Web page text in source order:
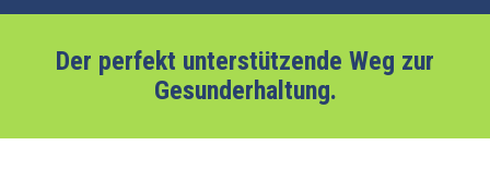
Der perfekt unterstützende Weg zur
Gesunderhaltung.